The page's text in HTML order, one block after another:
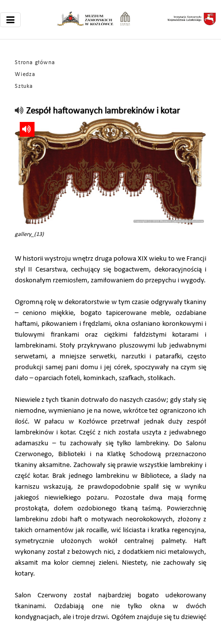
Strona główna
Wiedza
Sztuka
Zespół haftowanych lambrekinów i kotar
gallery_(13)
W historii wystroju wnętrz druga połowa XIX wieku to we Francji
styl II Cesarstwa, cechujący się bogactwem, dekoracyjnością i
doskonałym rzemiosłem, zamiłowaniem do przepychu i wygody.
Ogromną rolę w dekoratorstwie w tym czasie odgrywały tkaniny
– ceniono miękkie, bogato tapicerowane meble, ozdabiane
haftami, pikowaniem i frędzlami, okna osłaniano koronkowymi i
tiulowymi firankami oraz ciężkimi fałdzistymi kotarami i
lambrekinami. Stoły przykrywano pluszowymi lub jedwabnymi
serwetami, a mniejsze serwetki, narzutki i patarafki, często
produkcji samej pani domu i jej córek, spoczywały na czym się
dało – oparciach foteli, kominkach, szafkach, stolikach.
Niewiele z tych tkanin dotrwało do naszych czasów; gdy stały się
niemodne, wymieniano je na nowe, wkrótce też ograniczono ich
ilość. W pałacu w Kozłówce przetrwał jednak duży zespół
lambrekinów i kotar. Część z nich została uszyta z jedwabnego
adamaszku – tu zachowały się tylko lambrekiny. Do Salonu
Czerwonego, Biblioteki i na Klatkę Schodową przeznaczono
tkaniny aksamitne. Zachowały się prawie wszystkie lambrekiny i
część kotar. Brak jednego lambrekinu w Bibliotece, a ślady na
karniszu wskazują, że prawdopodobnie spalił się w wyniku
jakiegoś niewielkiego pożaru. Pozostałe dwa mają formę
prostokąta, dołem ozdobionego tkaną taśmą. Powierzchnię
lambrekinu zdobi haft o motywach neorokokowych, złożony z
takich ornamentów jak rocaille, wić liściasta i kratka regencyjna,
symetrycznie ułożonych wokół centralnej palmety. Haft
wykonany został z beżowych nici, z dodatkiem nici metalowych,
aksamit ma kolor ciemnej zieleni. Niestety, nie zachowały się
kotary.
Salon Czerwony został najbardziej bogato udekorowany
tkaninami. Ozdabiają one nie tylko okna w dwóch
kondygnacjach, ale i troje drzwi. Ogółem znajduje się tu dziewięć